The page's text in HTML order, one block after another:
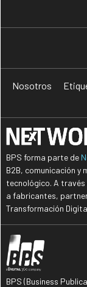
Nosotros
BPS forma parte de
B2B, comunicación y
tecnológico. A
a fabricantes,
Transformación
BPS (Business